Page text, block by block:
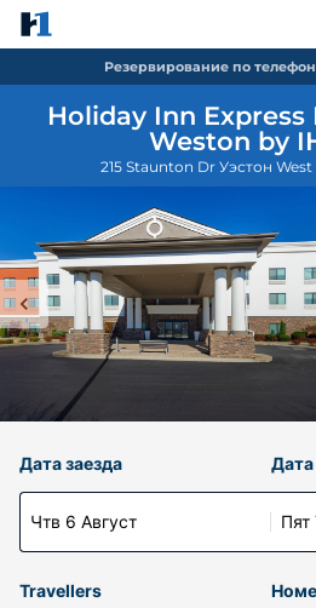
Резервирование по
Holiday Inn Express
Weston by
215 Staunton Dr Уэстон West
Дата заезда
Чтв 6 Август
Дата
Пят
Travellers